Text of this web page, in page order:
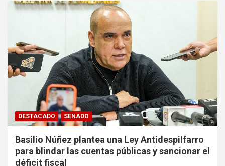
DESTACADO SENADO
Basilio Núñez plantea una Ley Antidespilfarro
para blindar las cuentas públicas y sancionar el
déficit fiscal